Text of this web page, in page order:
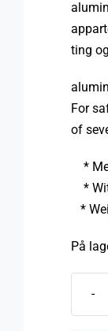
ting
For
of
*
*
*
På